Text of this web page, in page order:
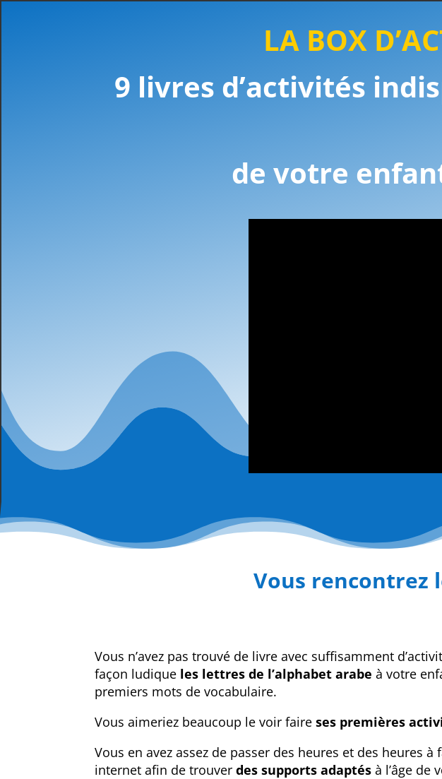
LA BOX
9 livres d’activités
de votre
Vous rencontrez
Vous n’avez pas trouvé de livre avec suffisamment
façon ludique les lettres de l’alphabet arabe à votre
premiers mots de vocabulaire.
Vous aimeriez beaucoup le voir faireses premières
Vous en avez assez de passer des heures et des heures
internet afin de trouverdes supports adaptés à l’âge de